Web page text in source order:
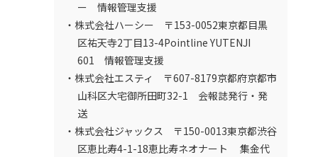
ー 情報管理支援
・株式会社ハーシー 〒153-0052東京都目黒
区祐天寺2丁目13-4Pointline YUTENJI
601 情報管理支援
・株式会社エスティ 〒607-8179京都府京都市
山科区大宅御所田町32-1 会報誌発行・発
送
・株式会社ジャックス 〒150-0013東京都渋谷
区恵比寿4-1-18恵比寿ネオナート 集金代